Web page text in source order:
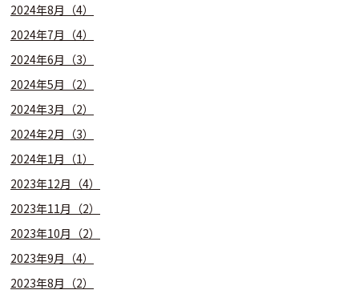
2024年8月（4）
2024年7月（4）
2024年6月（3）
2024年5月（2）
2024年3月（2）
2024年2月（3）
2024年1月（1）
2023年12月（4）
2023年11月（2）
2023年10月（2）
2023年9月（4）
2023年8月（2）